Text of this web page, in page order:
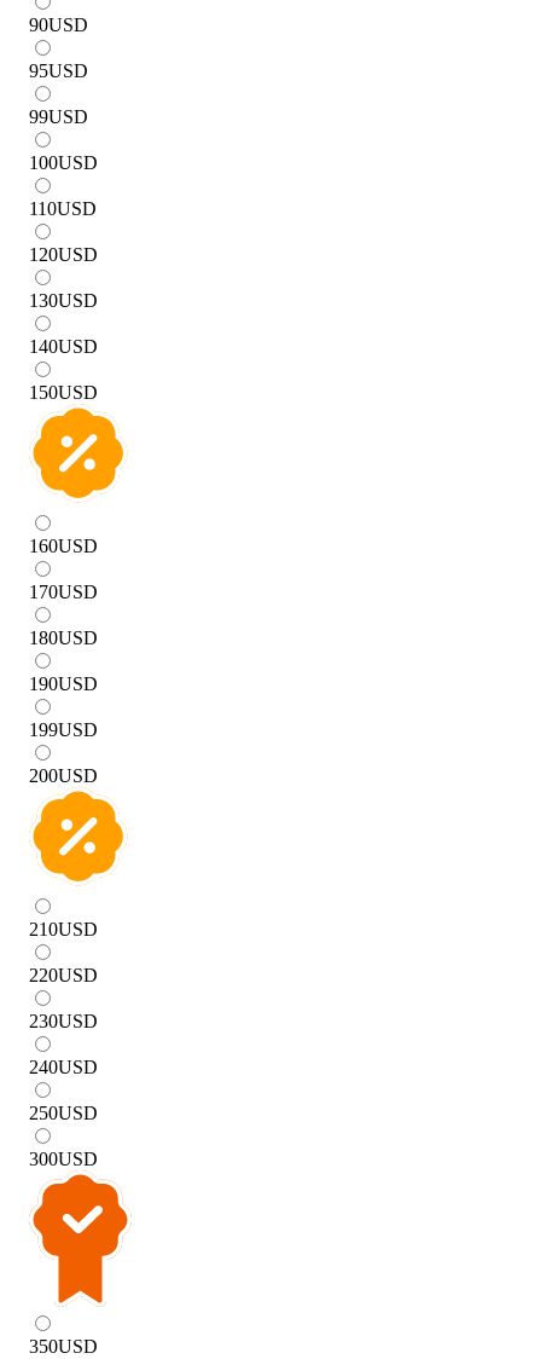
90USD
95USD
99USD
100USD
110USD
120USD
130USD
140USD
150USD
160USD
170USD
180USD
190USD
199USD
200USD
210USD
220USD
230USD
240USD
250USD
300USD
350USD